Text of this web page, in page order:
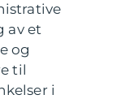
av et
og
til
i